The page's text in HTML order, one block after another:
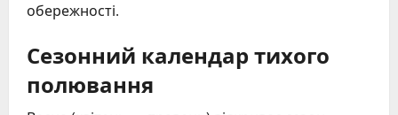
обережності.
Сезонний календар тихого
полювання